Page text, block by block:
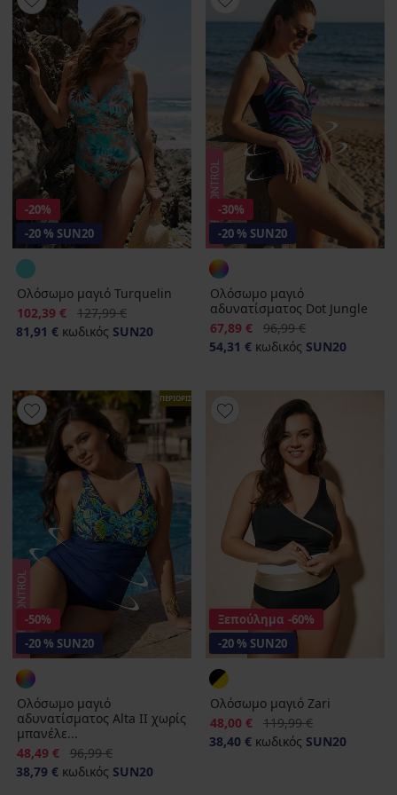
-20%
-20 % SUN20
Ολόσωμο μαγιό Turquelin
Έκπτωση
102,39 € Αρχική τιμή
127,99 €
81,91 € κωδικός SUN20
-30%
-20 % SUN20
Ολόσωμο μαγιό
αδυνατίσματος Dot Jungle
Έκπτωση
67,89 € Αρχική τιμή
96,99 €
54,31 € κωδικός SUN20
ΠΕΡΙΟΡΙΣΜΕΝΑ
-50%
-20 % SUN20
Ολόσωμο μαγιό
αδυνατίσματος Alta II χωρίς
μπανέλε...
Έκπτωση
48,49 € Αρχική τιμή
96,99 €
38,79 € κωδικός SUN20
Ξεπούλημα -60%
-20 % SUN20
Ολόσωμο μαγιό Zari
Έκπτωση
48,00 € Αρχική τιμή
119,99 €
38,40 € κωδικός SUN20